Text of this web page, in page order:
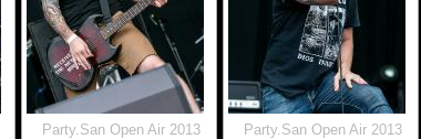
Party.San Open Air 2013
Party.San Open Air 2013